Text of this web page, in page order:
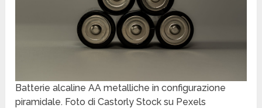
Batterie alcaline AA metalliche in configurazione
piramidale. Foto di Castorly Stock su Pexels